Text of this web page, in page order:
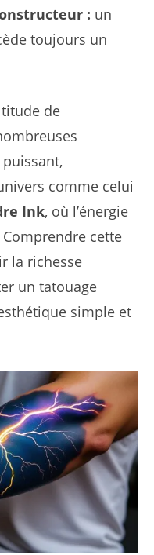
: un
toujours un
de
comme celui
Ink, où l’énergie
cette
la richesse
un tatouage
simple et